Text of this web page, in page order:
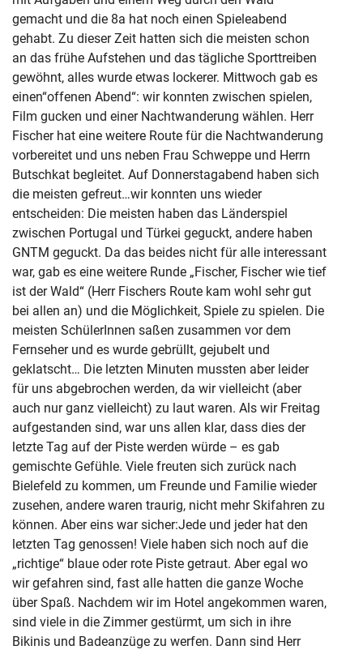
gemacht und die 8a hat noch einen Spieleabend
gehabt. Zu dieser Zeit hatten sich die meisten schon
an das frühe Aufstehen und das tägliche Sporttreiben
gewöhnt, alles wurde etwas lockerer. Mittwoch gab es
einen“offenen Abend“: wir konnten zwischen spielen,
Film gucken und einer Nachtwanderung wählen. Herr
Fischer hat eine weitere Route für die Nachtwanderung
vorbereitet und uns neben Frau Schweppe und Herrn
Butschkat begleitet. Auf Donnerstagabend haben sich
die meisten gefreut…wir konnten uns wieder
entscheiden: Die meisten haben das Länderspiel
zwischen Portugal und Türkei geguckt, andere haben
GNTM geguckt. Da das beides nicht für alle interessant
war, gab es eine weitere Runde „Fischer, Fischer wie tief
ist der Wald“ (Herr Fischers Route kam wohl sehr gut
bei allen an) und die Möglichkeit, Spiele zu spielen. Die
meisten SchülerInnen saßen zusammen vor dem
Fernseher und es wurde gebrüllt, gejubelt und
geklatscht… Die letzten Minuten mussten aber leider
für uns abgebrochen werden, da wir vielleicht (aber
auch nur ganz vielleicht) zu laut waren. Als wir Freitag
aufgestanden sind, war uns allen klar, dass dies der
letzte Tag auf der Piste werden würde – es gab
gemischte Gefühle. Viele freuten sich zurück nach
Bielefeld zu kommen, um Freunde und Familie wieder
zusehen, andere waren traurig, nicht mehr Skifahren zu
können. Aber eins war sicher:Jede und jeder hat den
letzten Tag genossen! Viele haben sich noch auf die
„richtige“ blaue oder rote Piste getraut. Aber egal wo
wir gefahren sind, fast alle hatten die ganze Woche
über Spaß. Nachdem wir im Hotel angekommen waren,
sind viele in die Zimmer gestürmt, um sich in ihre
Bikinis und Badeanzüge zu werfen. Dann sind Herr